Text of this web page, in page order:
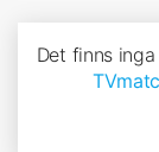
Det finns